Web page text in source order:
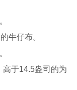
牛仔布。
高于14.5盎司的为